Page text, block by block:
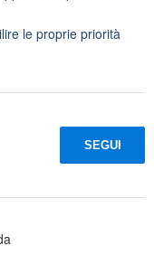
le proprie priorità
SEGUI